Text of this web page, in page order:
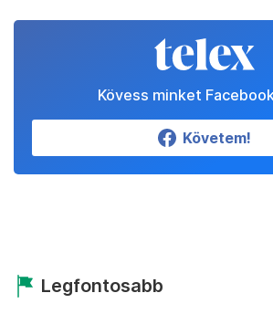
Kövess minket
Követem!
Legfontosabb